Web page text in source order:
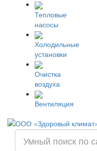
Тепловые
насосы
Холодильные
установки
Очистка
воздуха
Вентиляция